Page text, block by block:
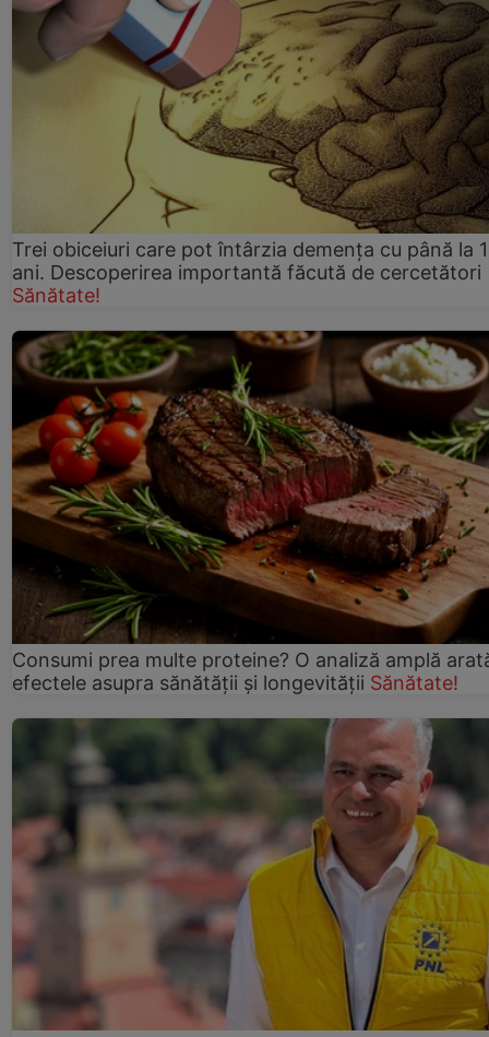
Trei obiceiuri care pot întârzia demența cu până la
ani. Descoperirea importantă făcută de cercetători
Sănătate!
Consumi prea multe proteine? O analiză amplă
efectele asupra sănătății și longevității Sănătate!